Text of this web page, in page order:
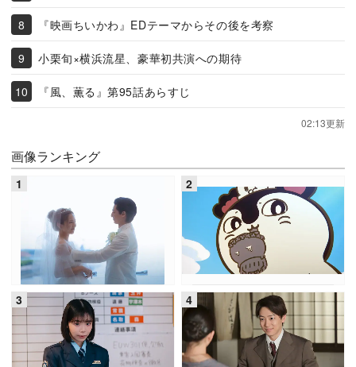
『映画ちいかわ』EDテーマからその後を考察
小栗旬×横浜流星、豪華初共演への期待
『風、薫る』第95話あらすじ
02:13更新
画像ランキング